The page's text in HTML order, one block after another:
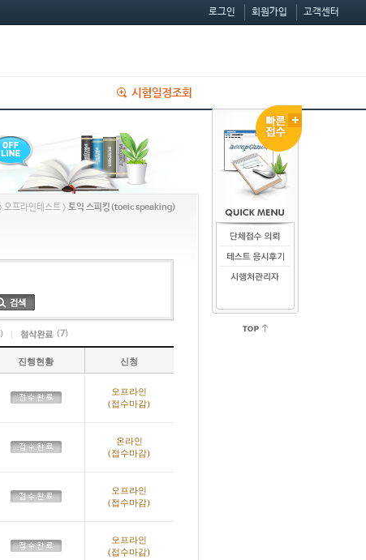
로그인 회원가입 고객센터
오프라인테스트 > 토익 스피킹(toeic speaking)
) (7)
진행현황 신청
오프라인
(접수마감)
온라인
(접수마감)
오프라인
(접수마감)
오프라인
(접수마감)